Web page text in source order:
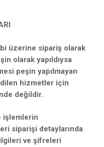
üzerine sipariş olarak
olarak yapıldıysa
peşin yapılmayan
hizmetler için
değildir.
işlemlerin
siparişi detaylarında
ve şifreleri